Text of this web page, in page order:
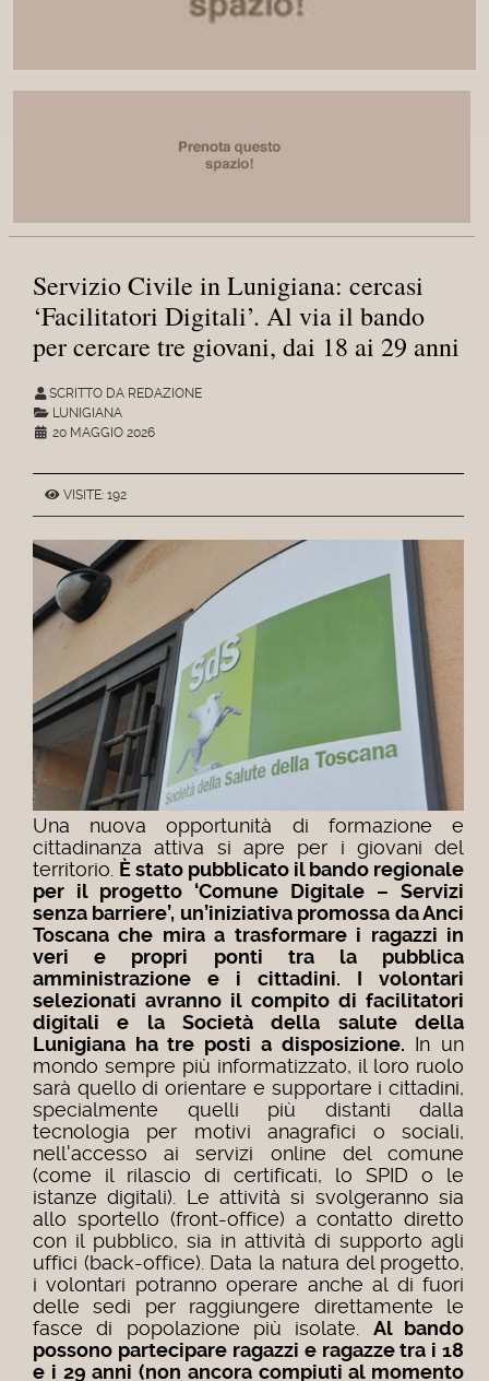
Servizio Civile in Lunigiana: cercasi
‘Facilitatori Digitali’. Al via il bando
per cercare tre giovani, dai 18 ai 29 anni
SCRITTO DA REDAZIONE
LUNIGIANA
20 MAGGIO 2026
VISITE: 192
Una nuova opportunità di formazione e
cittadinanza attiva si apre per i giovani del
territorio. È stato pubblicato il bando regionale
per il progetto ‘Comune Digitale – Servizi
senza barriere’, un’iniziativa promossa da Anci
Toscana che mira a trasformare i ragazzi in
veri e propri ponti tra la pubblica
amministrazione e i cittadini. I volontari
selezionati avranno il compito di facilitatori
digitali e la Società della salute della
Lunigiana ha tre posti a disposizione. In un
mondo sempre più informatizzato, il loro ruolo
sarà quello di orientare e supportare i cittadini,
specialmente quelli più distanti dalla
tecnologia per motivi anagrafici o sociali,
nell'accesso ai servizi online del comune
(come il rilascio di certificati, lo SPID o le
istanze digitali). Le attività si svolgeranno sia
allo sportello (front-office) a contatto diretto
con il pubblico, sia in attività di supporto agli
uffici (back-office). Data la natura del progetto,
i volontari potranno operare anche al di fuori
delle sedi per raggiungere direttamente le
fasce di popolazione più isolate. Al bando
possono partecipare ragazzi e ragazze tra i 18
e i 29 anni (non ancora compiuti al momento